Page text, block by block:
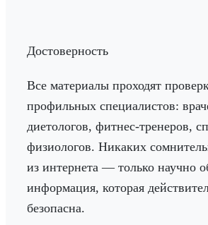
Достоверность
Все материалы проходят
профильных специалистов:
диетологов, фитнес-тренеров,
физиологов. Никаких
из интернета — только научно
информация, которая
безопасна.